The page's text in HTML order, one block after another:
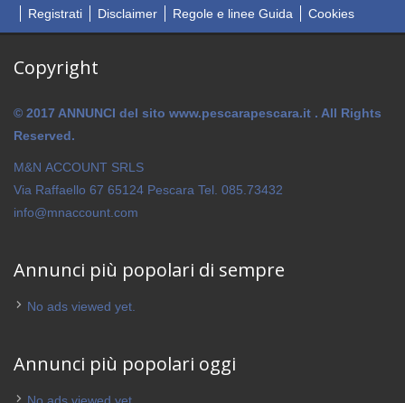
Registrati Disclaimer Regole e linee Guida Cookies
Copyright
© 2017 ANNUNCI del sito www.pescarapescara.it . All Rights
Reserved.
M&N ACCOUNT SRLS
Via Raffaello 67 65124 Pescara Tel. 085.73432
info@mnaccount.com
Annunci più popolari di sempre
No ads viewed yet.
Annunci più popolari oggi